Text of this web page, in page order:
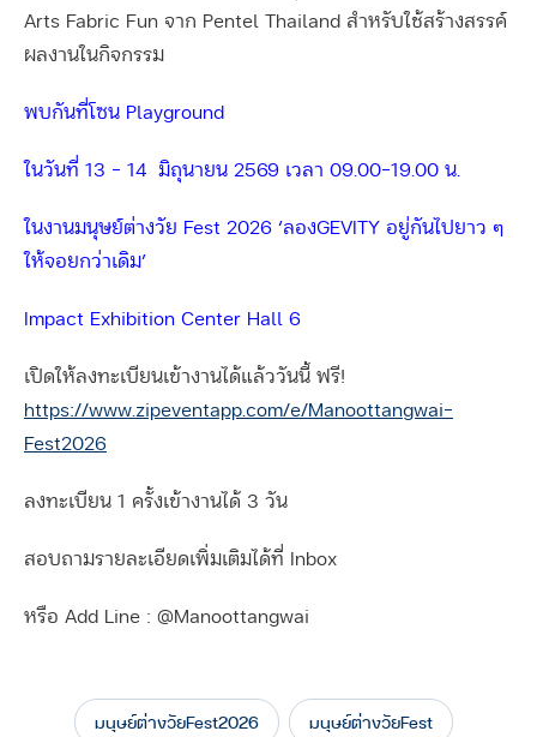
Arts Fabric Fun จาก Pentel Thailand สำหรับใช้สร้างสรรค์
ผลงานในกิจกรรม
พบกันที่โซน Playground
ในวันที่ 13 – 14 มิถุนายน 2569 เวลา 09.00-19.00 น.
ในงานมนุษย์ต่างวัย Fest 2026 ‘ลองGEVITY อยู่กันไปยาว ๆ
ให้จอยกว่าเดิม’
Impact Exhibition Center Hall 6
เปิดให้ลงทะเบียนเข้างานได้แล้ววันนี้ ฟรี!
https://www.zipeventapp.com/e/Manoottangwai-
Fest2026
ลงทะเบียน 1 ครั้งเข้างานได้ 3 วัน
สอบถามรายละเอียดเพิ่มเติมได้ที่ Inbox
หรือ Add Line : @Manoottangwai
มนุษย์ต่างวัยFest2026 มนุษย์ต่างวัยFest